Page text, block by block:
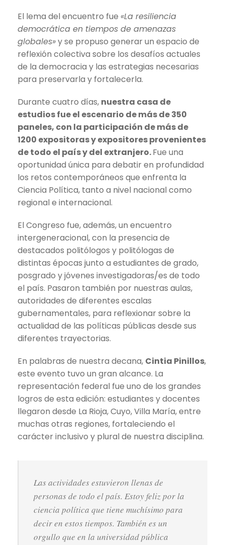
El lema del encuentro fue «La resiliencia
democrática en tiempos de amenazas
globales»y se propuso generar un espacio de
reflexión colectiva sobre los desafíos actuales
de la democracia y las estrategias necesarias
para preservarla y fortalecerla.
Durante cuatro días, nuestra casa de
estudios fue el escenario de más de 350
paneles, con la participación de más de
1200 expositoras y expositores provenientes
de todo el país y del extranjero.Fue una
oportunidad única para debatir en profundidad
los retos contemporáneos que enfrenta la
Ciencia Política, tanto a nivel nacional como
regional e internacional.
El Congreso fue, además, un encuentro
intergeneracional, con la presencia de
destacados politólogos y politólogas de
distintas épocas junto a estudiantes de grado,
posgrado y jóvenes investigadoras/es de todo
el país. Pasaron también por nuestras aulas,
autoridades de diferentes escalas
gubernamentales, para reflexionar sobre la
actualidad de las políticas públicas desde sus
diferentes trayectorias.
En palabras de nuestra decana, Cintia Pinillos,
este evento tuvo un gran alcance. La
representación federal fue uno de los grandes
logros de esta edición: estudiantes y docentes
llegaron desde La Rioja, Cuyo, Villa María, entre
muchas otras regiones, fortaleciendo el
carácter inclusivo y plural de nuestra disciplina.
Las actividades estuvieron llenas de
personas de todo el país. Estoy feliz por la
ciencia política que tiene muchísimo para
decir en estos tiempos. También es un
orgullo que en la universidad pública